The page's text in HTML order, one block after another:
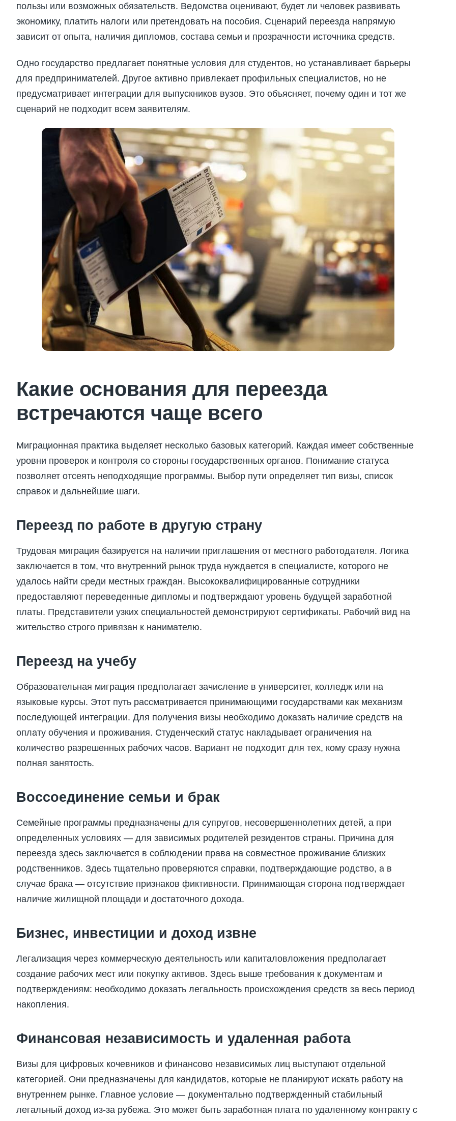
пользы или возможных обязательств. Ведомства оценивают, будет ли человек развивать
экономику, платить налоги или претендовать на пособия. Сценарий переезда напрямую
зависит от опыта, наличия дипломов, состава семьи и прозрачности источника средств.
Одно государство предлагает понятные условия для студентов, но устанавливает барьеры
для предпринимателей. Другое активно привлекает профильных специалистов, но не
предусматривает интеграции для выпускников вузов. Это объясняет, почему один и тот же
сценарий не подходит всем заявителям.
Какие основания для переезда
встречаются чаще всего
Миграционная практика выделяет несколько базовых категорий. Каждая имеет собственные
уровни проверок и контроля со стороны государственных органов. Понимание статуса
позволяет отсеять неподходящие программы. Выбор пути определяет тип визы, список
справок и дальнейшие шаги.
Переезд по работе в другую страну
Трудовая миграция базируется на наличии приглашения от местного работодателя. Логика
заключается в том, что внутренний рынок труда нуждается в специалисте, которого не
удалось найти среди местных граждан. Высококвалифицированные сотрудники
предоставляют переведенные дипломы и подтверждают уровень будущей заработной
платы. Представители узких специальностей демонстрируют сертификаты. Рабочий вид на
жительство строго привязан к нанимателю.
Переезд на учебу
Образовательная миграция предполагает зачисление в университет, колледж или на
языковые курсы. Этот путь рассматривается принимающими государствами как механизм
последующей интеграции. Для получения визы необходимо доказать наличие средств на
оплату обучения и проживания. Студенческий статус накладывает ограничения на
количество разрешенных рабочих часов. Вариант не подходит для тех, кому сразу нужна
полная занятость.
Воссоединение семьи и брак
Семейные программы предназначены для супругов, несовершеннолетних детей, а при
определенных условиях — для зависимых родителей резидентов страны. Причина для
переезда здесь заключается в соблюдении права на совместное проживание близких
родственников. Здесь тщательно проверяются справки, подтверждающие родство, а в
случае брака — отсутствие признаков фиктивности. Принимающая сторона подтверждает
наличие жилищной площади и достаточного дохода.
Бизнес, инвестиции и доход извне
Легализация через коммерческую деятельность или капиталовложения предполагает
создание рабочих мест или покупку активов. Здесь выше требования к документам и
подтверждениям: необходимо доказать легальность происхождения средств за весь период
накопления.
Финансовая независимость и удаленная работа
Визы для цифровых кочевников и финансово независимых лиц выступают отдельной
категорией. Они предназначены для кандидатов, которые не планируют искать работу на
внутреннем рынке. Главное условие — документально подтвержденный стабильный
легальный доход из-за рубежа. Это может быть заработная плата по удаленному контракту с